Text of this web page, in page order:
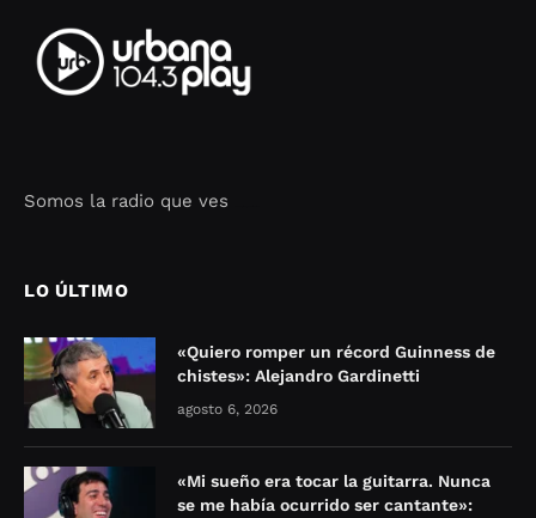
Somos la radio que ves
LO ÚLTIMO
«Quiero romper un récord Guinness de
chistes»: Alejandro Gardinetti
agosto 6, 2026
«Mi sueño era tocar la guitarra. Nunca
se me había ocurrido ser cantante»: